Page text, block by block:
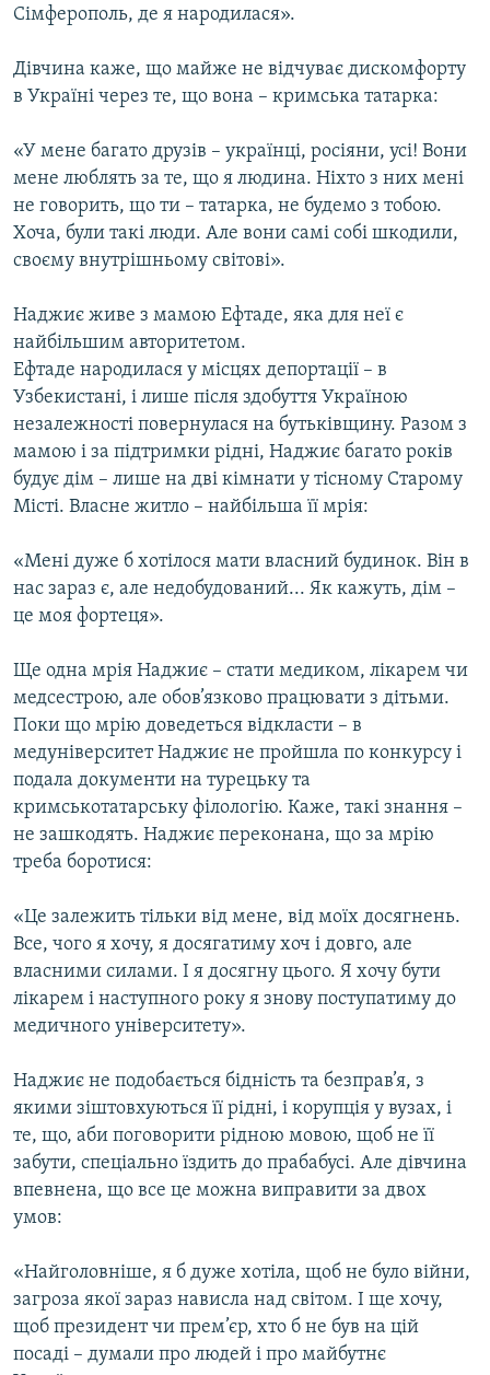
Сімферополь, де я народилася».
Дівчина каже, що майже не відчуває дискомфорту
в Україні через те, що вона – кримська татарка:
«У мене багато друзів – українці, росіяни, усі! Вони
мене люблять за те, що я людина. Ніхто з них мені
не говорить, що ти – татарка, не будемо з тобою.
Хоча, були такі люди. Але вони самі собі шкодили,
своєму внутрішньому світові».
Наджиє живе з мамою Ефтаде, яка для неї є
найбільшим авторитетом.
Ефтаде народилася у місцях депортації – в
Узбекистані, і лише після здобуття Україною
незалежності повернулася на бутьківщину. Разом з
мамою і за підтримки рідні, Наджиє багато років
будує дім – лише на дві кімнати у тісному Старому
Місті. Власне житло – найбільша її мрія:
«Мені дуже б хотілося мати власний будинок. Він в
нас зараз є, але недобудований... Як кажуть, дім –
це моя фортеця».
Ще одна мрія Наджиє – стати медиком, лікарем чи
медсестрою, але обов’язково працювати з дітьми.
Поки що мрію доведеться відкласти – в
медуніверситет Наджиє не пройшла по конкурсу і
подала документи на турецьку та
кримськотатарську філологію. Каже, такі знання –
не зашкодять. Наджиє переконана, що за мрію
треба боротися:
«Це залежить тільки від мене, від моїх досягнень.
Все, чого я хочу, я досягатиму хоч і довго, але
власними силами. І я досягну цього. Я хочу бути
лікарем і наступного року я знову поступатиму до
медичного університету».
Наджиє не подобається бідність та безправ’я, з
якими зіштовхуються її рідні, і корупція у вузах, і
те, що, аби поговорити рідною мовою, щоб не її
забути, спеціально їздить до прабабусі. Але дівчина
впевнена, що все це можна виправити за двох
умов:
«Найголовніше, я б дуже хотіла, щоб не було війни,
загроза якої зараз нависла над світом. І ще хочу,
щоб президент чи прем’єр, хто б не був на цій
посаді – думали про людей і про майбутнє